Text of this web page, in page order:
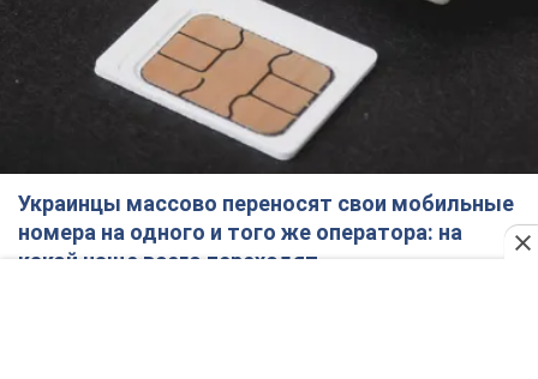
Украинцы массово переносят свои мобильные
номера на одного и того же оператора: на
какой чаще всего переходят